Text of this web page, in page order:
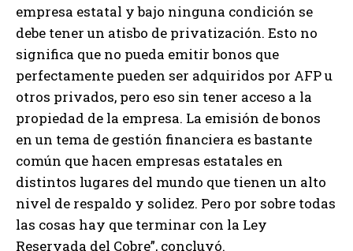
empresa estatal y bajo ninguna condición se
debe tener un atisbo de privatización. Esto no
significa que no pueda emitir bonos que
perfectamente pueden ser adquiridos por AFP u
otros privados, pero eso sin tener acceso a la
propiedad de la empresa. La emisión de bonos
en un tema de gestión financiera es bastante
común que hacen empresas estatales en
distintos lugares del mundo que tienen un alto
nivel de respaldo y solidez. Pero por sobre todas
las cosas hay que terminar con la Ley
Reservada del Cobre”, concluyó.